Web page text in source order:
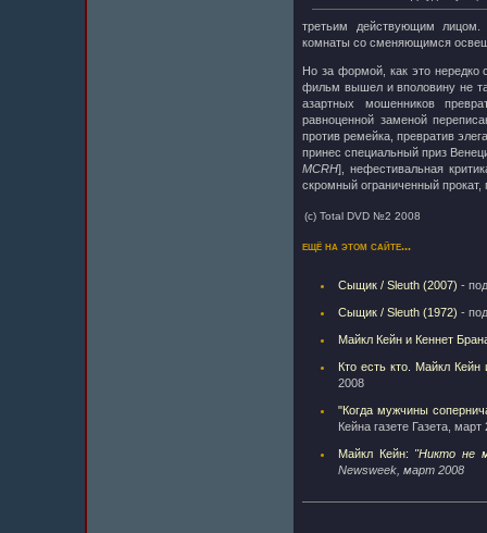
третьим действующим лицом.
комнаты со сменяющимся
Но за формой, как это нередко
фильм вышел и вполовину не
азартных мошенников
равноценной заменой
против ремейка, превратив
принес специальный приз
MCRH], нефестивальная
скромный ограниченный
(c) Total DVD №2 2008
ещё на этом сайте...
Сыщик / Sleuth (2007) -
Сыщик / Sleuth (1972) -
Майкл Кейн и Кеннет
Кто есть кто. Майкл
2008
"Когда мужчины
Кейна газете Газета, март
Майкл Кейн: "Никто не
Newsweek, март 2008